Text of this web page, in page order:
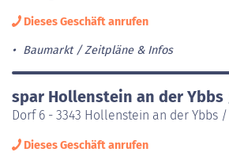
Dieses Geschäft anrufen
Baumarkt Zeitpläne & Infos
spar Hollenstein an der Ybbs
Dorf 6 - 3343 Hollenstein an der Ybbs
Dieses Geschäft anrufen